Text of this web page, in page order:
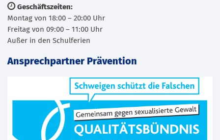
Geschäftszeiten:
Montag von 18:00 – 20:00 Uhr
Freitag von 09:00 – 11:00 Uhr
Außer in den Schulferien
Ansprechpartner Prävention